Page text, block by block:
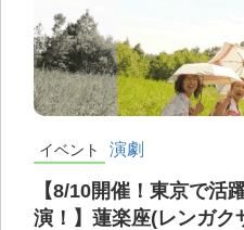
イベント 演劇
【8/10開催！東京で活
演！】蓮楽座(レンガク